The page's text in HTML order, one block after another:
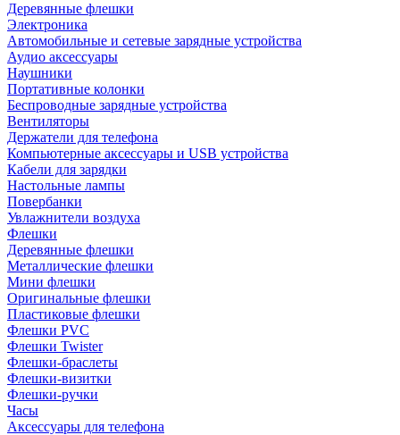
Деревянные флешки
Электроника
Автомобильные и сетевые зарядные устройства
Аудио аксессуары
Наушники
Портативные колонки
Беспроводные зарядные устройства
Вентиляторы
Держатели для телефона
Компьютерные аксессуары и USB устройства
Кабели для зарядки
Настольные лампы
Повербанки
Увлажнители воздуха
Флешки
Деревянные флешки
Металлические флешки
Мини флешки
Оригинальные флешки
Пластиковые флешки
Флешки PVC
Флешки Twister
Флешки-браслеты
Флешки-визитки
Флешки-ручки
Часы
Аксессуары для телефона